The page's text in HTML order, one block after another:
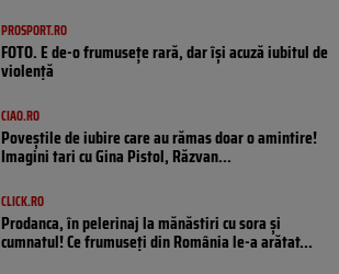
PROSPORT.RO
FOTO. E de-o frumusețe rară, dar își acuză iubitul de
violență
CIAO.RO
Poveştile de iubire care au rămas doar o amintire!
Imagini tari cu Gina Pistol, Răzvan...
CLICK.RO
Prodanca, în pelerinaj la mănăstiri cu sora și
cumnatul! Ce frumuseți din România le-a arătat...